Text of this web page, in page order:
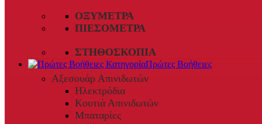
ΟΞΎΜΕΤΡΑ
ΠΙΕΣΌΜΕΤΡΑ
ΣΤΗΘΟΣΚΌΠΙΑ
Πρώτες Βοήθειες
Αξεσουάρ Απινιδωτών
Ηλεκτρόδια
Κουτιά Απινιδωτών
Μπαταρίες